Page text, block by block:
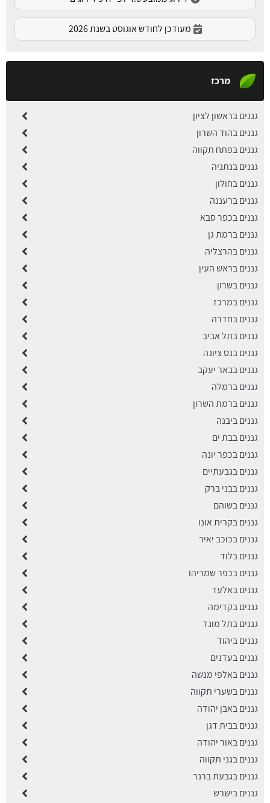
מעודכן לחודש אוגוסט בשנת 2026
מרכז
גננים בראשון לציון
גננים בהוד השרון
גננים בפתח תקווה
גננים בנתניה
גננים בחולון
גננים ברעננה
גננים בכפר סבא
גננים ברמת גן
גננים בהרצליה
גננים בראש העין
גננים בשרון
גננים במרכז
גננים בחדרה
גננים בתל אביב
גננים בנס ציונה
גננים בבאר יעקב
גננים ברמלה
גננים ברמת השרון
גננים ביבנה
גננים בבת ים
גננים בכפר יונה
גננים בגבעתיים
גננים בבני ברק
גננים בשוהם
גננים בקרית אונו
גננים בכוכב יאיר
גננים בלוד
גננים בכפר שמריהו
גננים באלעד
גננים בקדימה
גננים בתל מונד
גננים ביהוד
גננים בעדנים
גננים באלפי מנשה
גננים בשערי תקווה
גננים באבן יהודה
גננים בבית דגן
גננים באור יהודה
גננים בגני תקווה
גננים בגבעת ברנר
גננים בישרש